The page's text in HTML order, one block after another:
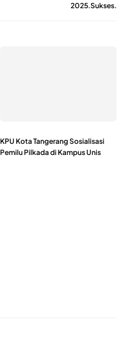
2025.Sukses.
KPU Kota Tangerang Sosialisasi
Pemilu Pilkada di Kampus Unis